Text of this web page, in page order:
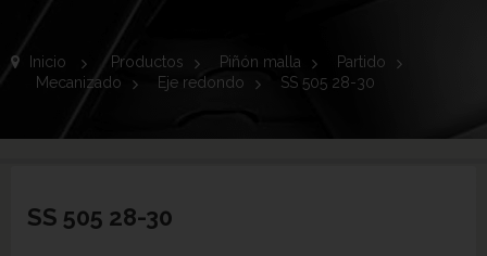
Inicio > Productos > Piñón malla >
Partido
Mecanizado > Eje redondo > SS 505 28-30
SS 505 28-30